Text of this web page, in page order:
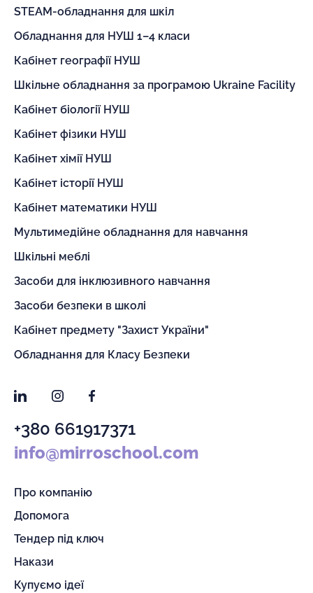
STEAM-обладнання для шкіл
Обладнання для НУШ 1–4 класи
Кабінет географії НУШ
Шкільне обладнання за програмою Ukraine Facility
Кабінет біології НУШ
Кабінет фізики НУШ
Кабінет хімії НУШ
Кабінет історії НУШ
Кабінет математики НУШ
Мультимедійне обладнання для навчання
Шкільні меблі
Засоби для інклюзивного навчання
Засоби безпеки в школі
Кабінет предмету "Захист України"
Обладнання для Класу Безпеки
LinkedInInstagramFacebook
+380 661917371
info@mirroschool.com
Про компанію
Допомога
Тендер під ключ
Накази
Купуємо ідеї